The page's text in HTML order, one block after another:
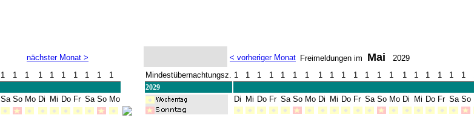
nächster Monat >
1 1 1 1 1 1 1 1 1 1
Sa So Mo Di Mi Do Fr Sa So Mo
< vorheriger Monat Freimeldungen im Mai 2029
Mindestübernachtungsz. 1 1 1 1 1 1 1 1 1 1 1 1 1 1 1 1 1 1 1 1
2029
Di Mi Do Fr Sa So Mo Di Mi Do Fr Sa So Mo Di Mi Do Fr Sa So